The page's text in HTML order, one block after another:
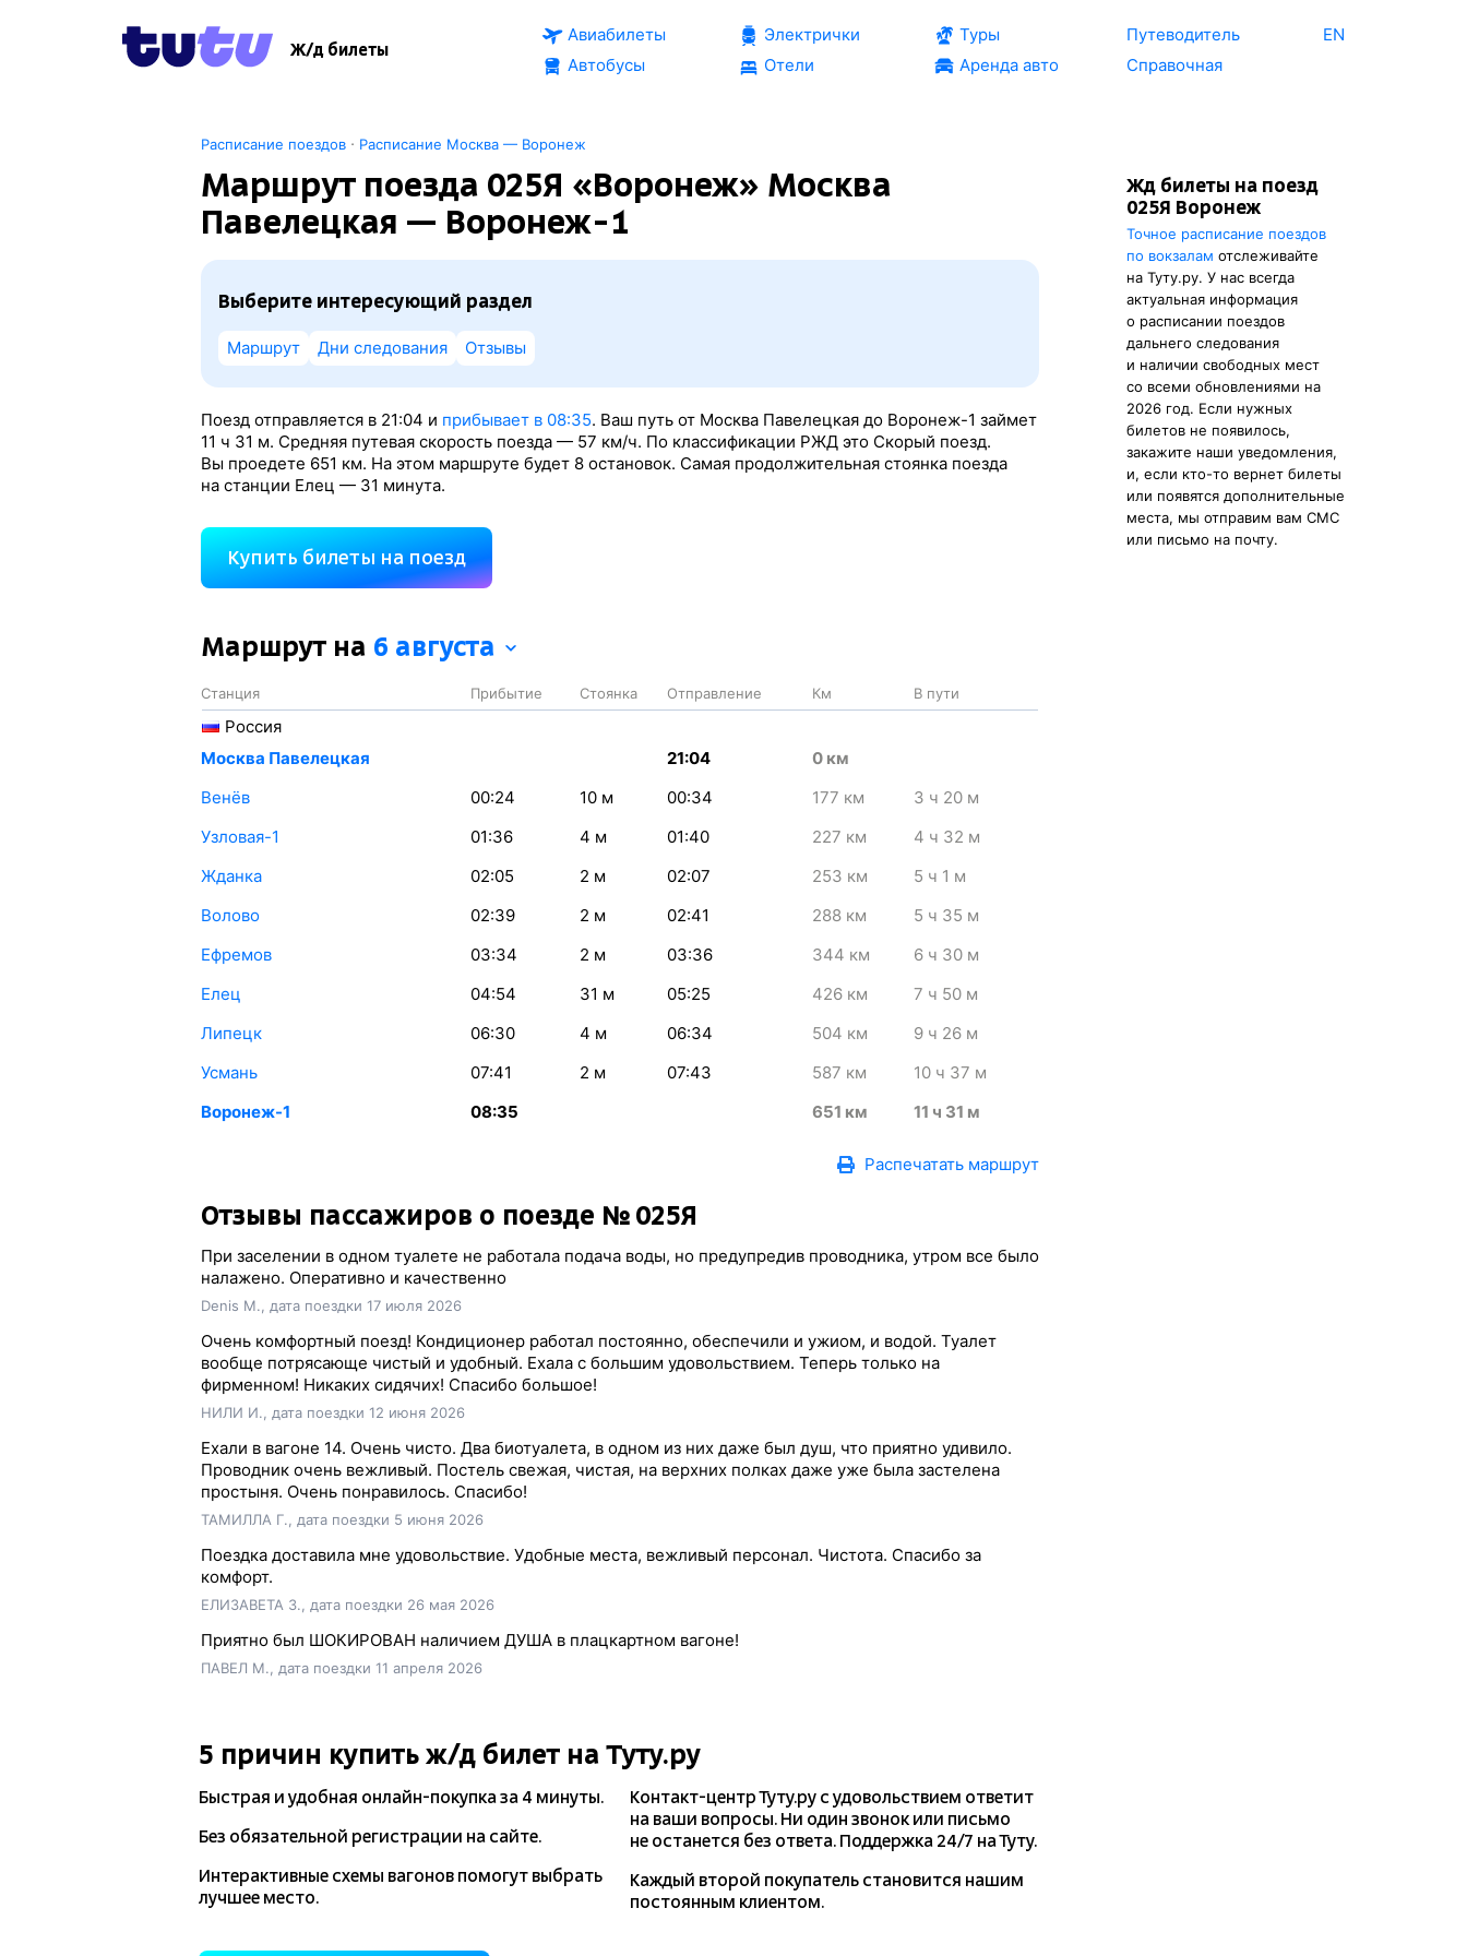
Ж/д билеты
Авиабилеты
Автобусы
Электрички
Отели
Туры
Аренда авто
Путеводитель
Справочная
EN
Расписание поездов· Расписание Москва — Воронеж
Маршрут поезда 025Я «Воронеж» Москва
Павелецкая — Воронеж-1
Выберите интересующий раздел
Маршрут Дни следования Отзывы
Поезд отправляется в 21:04 и прибывает в 08:35. Ваш путь от Москва Павелецкая до Воронеж-1 займет
11 ч 31 м. Средняя путевая скорость поезда — 57 км/ч. По классификации РЖД это Скорый поезд.
Вы проедете 651 км. На этом маршруте будет 8 остановок. Самая продолжительная стоянка поезда
на станции Елец — 31 минута.
Купить билеты на поезд
Маршрут на 6 августа
Станция Прибытие Стоянка Отправление Км В пути
Россия
Москва Павелецкая
21:04 0 км
Венёв
00:24 10 м 00:34 177 км 3 ч 20 м
Узловая-1
01:36 4 м 01:40 227 км 4 ч 32 м
Жданка
02:05 2 м 02:07 253 км 5 ч 1 м
Волово
02:39 2 м 02:41 288 км 5 ч 35 м
Ефремов
03:34 2 м 03:36 344 км 6 ч 30 м
Елец
04:54 31 м 05:25 426 км 7 ч 50 м
Липецк
06:30 4 м 06:34 504 км 9 ч 26 м
Усмань
07:41 2 м 07:43 587 км 10 ч 37 м
Воронеж-1
08:35 651 км 11 ч 31 м
Распечатать маршрут
Отзывы пассажиров о поезде № 025Я
При заселении в одном туалете не работала подача воды, но предупредив проводника, утром все было
налажено. Оперативно и качественно
Denis M., дата поездки 17 июля 2026
Очень комфортный поезд! Кондиционер работал постоянно, обеспечили и ужиом, и водой. Туалет
вообще потрясающе чистый и удобный. Ехала с большим удовольствием. Теперь только на
фирменном! Никаких сидячих! Спасибо большое!
НИЛИ И., дата поездки 12 июня 2026
Ехали в вагоне 14. Очень чисто. Два биотуалета, в одном из них даже был душ, что приятно удивило.
Проводник очень вежливый. Постель свежая, чистая, на верхних полках даже уже была застелена
простыня. Очень понравилось. Спасибо!
ТАМИЛЛА Г., дата поездки 5 июня 2026
Поездка доставила мне удовольствие. Удобные места, вежливый персонал. Чистота. Спасибо за
комфорт.
ЕЛИЗАВЕТА З., дата поездки 26 мая 2026
Приятно был ШОКИРОВАН наличием ДУША в плацкартном вагоне!
ПАВЕЛ М., дата поездки 11 апреля 2026
5 причин купить ж/дбилет на Туту.ру
Быстрая и удобная онлайн-покупказа 4 минуты.
Без обязательной регистрации на сайте.
Интерактивные схемы вагонов помогут выбрать
лучшее место.
Контакт-центр Туту.ру с удовольствием ответит
на ваши вопросы. Ни один звонок или письмо
не останется без ответа. Поддержка 24/7 на Туту.
Каждый второй покупатель становится нашим
постоянным клиентом.
Жд билеты на поезд
025Я Воронеж
Точное расписание поездов
по вокзалам отслеживайте
на Туту.ру. У нас всегда
актуальная информация
о расписании поездов
дальнего следования
и наличии свободных мест
со всеми обновлениями на
2026 год. Если нужных
билетов не появилось,
закажите наши уведомления,
и, если кто-то вернет билеты
или появятся дополнительные
места, мы отправим вам СМС
или письмо на почту.